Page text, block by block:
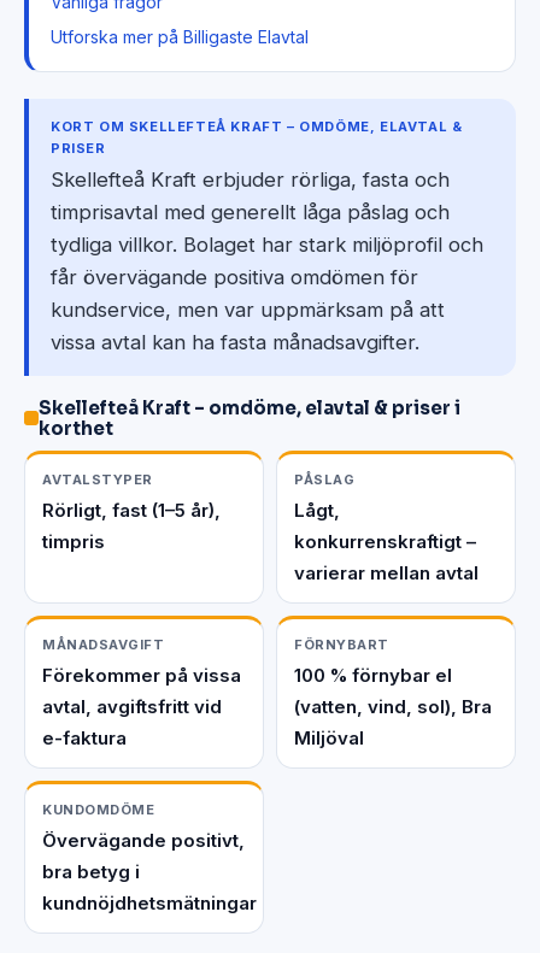
Utforska mer på Billigaste Elavtal
KORT OM SKELLEFTEÅ KRAFT – OMDÖME, ELAVTAL &
PRISER
Skellefteå Kraft erbjuder rörliga, fasta och
timprisavtal med generellt låga påslag och
tydliga villkor. Bolaget har stark miljöprofil och
får övervägande positiva omdömen för
kundservice, men var uppmärksam på att
vissa avtal kan ha fasta månadsavgifter.
Skellefteå Kraft – omdöme, elavtal & priser i
korthet
AVTALSTYPER
Rörligt, fast (1–5 år),
timpris
PÅSLAG
Lågt,
konkurrenskraftigt –
varierar mellan avtal
MÅNADSAVGIFT
Förekommer på vissa
avtal, avgiftsfritt vid
e-faktura
FÖRNYBART
100 % förnybar el
(vatten, vind, sol), Bra
Miljöval
KUNDOMDÖME
Övervägande positivt,
bra betyg i
kundnöjdhetsmätningar